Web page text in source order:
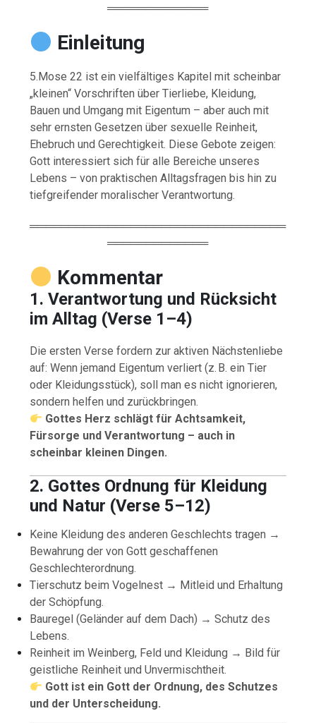
═════════════
Einleitung
5.Mose 22 ist ein vielfältiges Kapitel mit scheinbar
„kleinen“ Vorschriften über Tierliebe, Kleidung,
Bauen und Umgang mit Eigentum – aber auch mit
sehr ernsten Gesetzen über sexuelle Reinheit,
Ehebruch und Gerechtigkeit. Diese Gebote zeigen:
Gott interessiert sich für alle Bereiche unseres
Lebens – von praktischen Alltagsfragen bis hin zu
tiefgreifender moralischer Verantwortung.
═════════════════════════════════
═════════════
Kommentar
1. Verantwortung und Rücksicht
im Alltag (Verse 1–4)
Die ersten Verse fordern zur aktiven Nächstenliebe
auf: Wenn jemand Eigentum verliert (z. B. ein Tier
oder Kleidungsstück), soll man es nicht ignorieren,
sondern helfen und zurückbringen.
Gottes Herz schlägt für Achtsamkeit,
Fürsorge und Verantwortung – auch in
scheinbar kleinen Dingen.
2. Gottes Ordnung für Kleidung
und Natur (Verse 5–12)
Keine Kleidung des anderen Geschlechts tragen →
Bewahrung der von Gott geschaffenen
Geschlechterordnung.
Tierschutz beim Vogelnest → Mitleid und Erhaltung
der Schöpfung.
Bauregel (Geländer auf dem Dach) → Schutz des
Lebens.
Reinheit im Weinberg, Feld und Kleidung → Bild für
geistliche Reinheit und Unvermischtheit.
Gott ist ein Gott der Ordnung, des Schutzes
und der Unterscheidung.